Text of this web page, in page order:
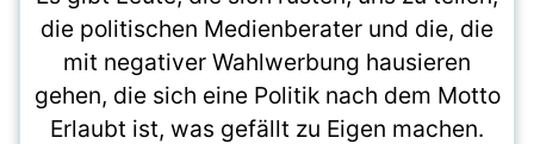
die politischen Medienberater und die, die
mit negativer Wahlwerbung hausieren
gehen, die sich eine Politik nach dem Motto
Erlaubt ist, was gefällt zu Eigen machen.